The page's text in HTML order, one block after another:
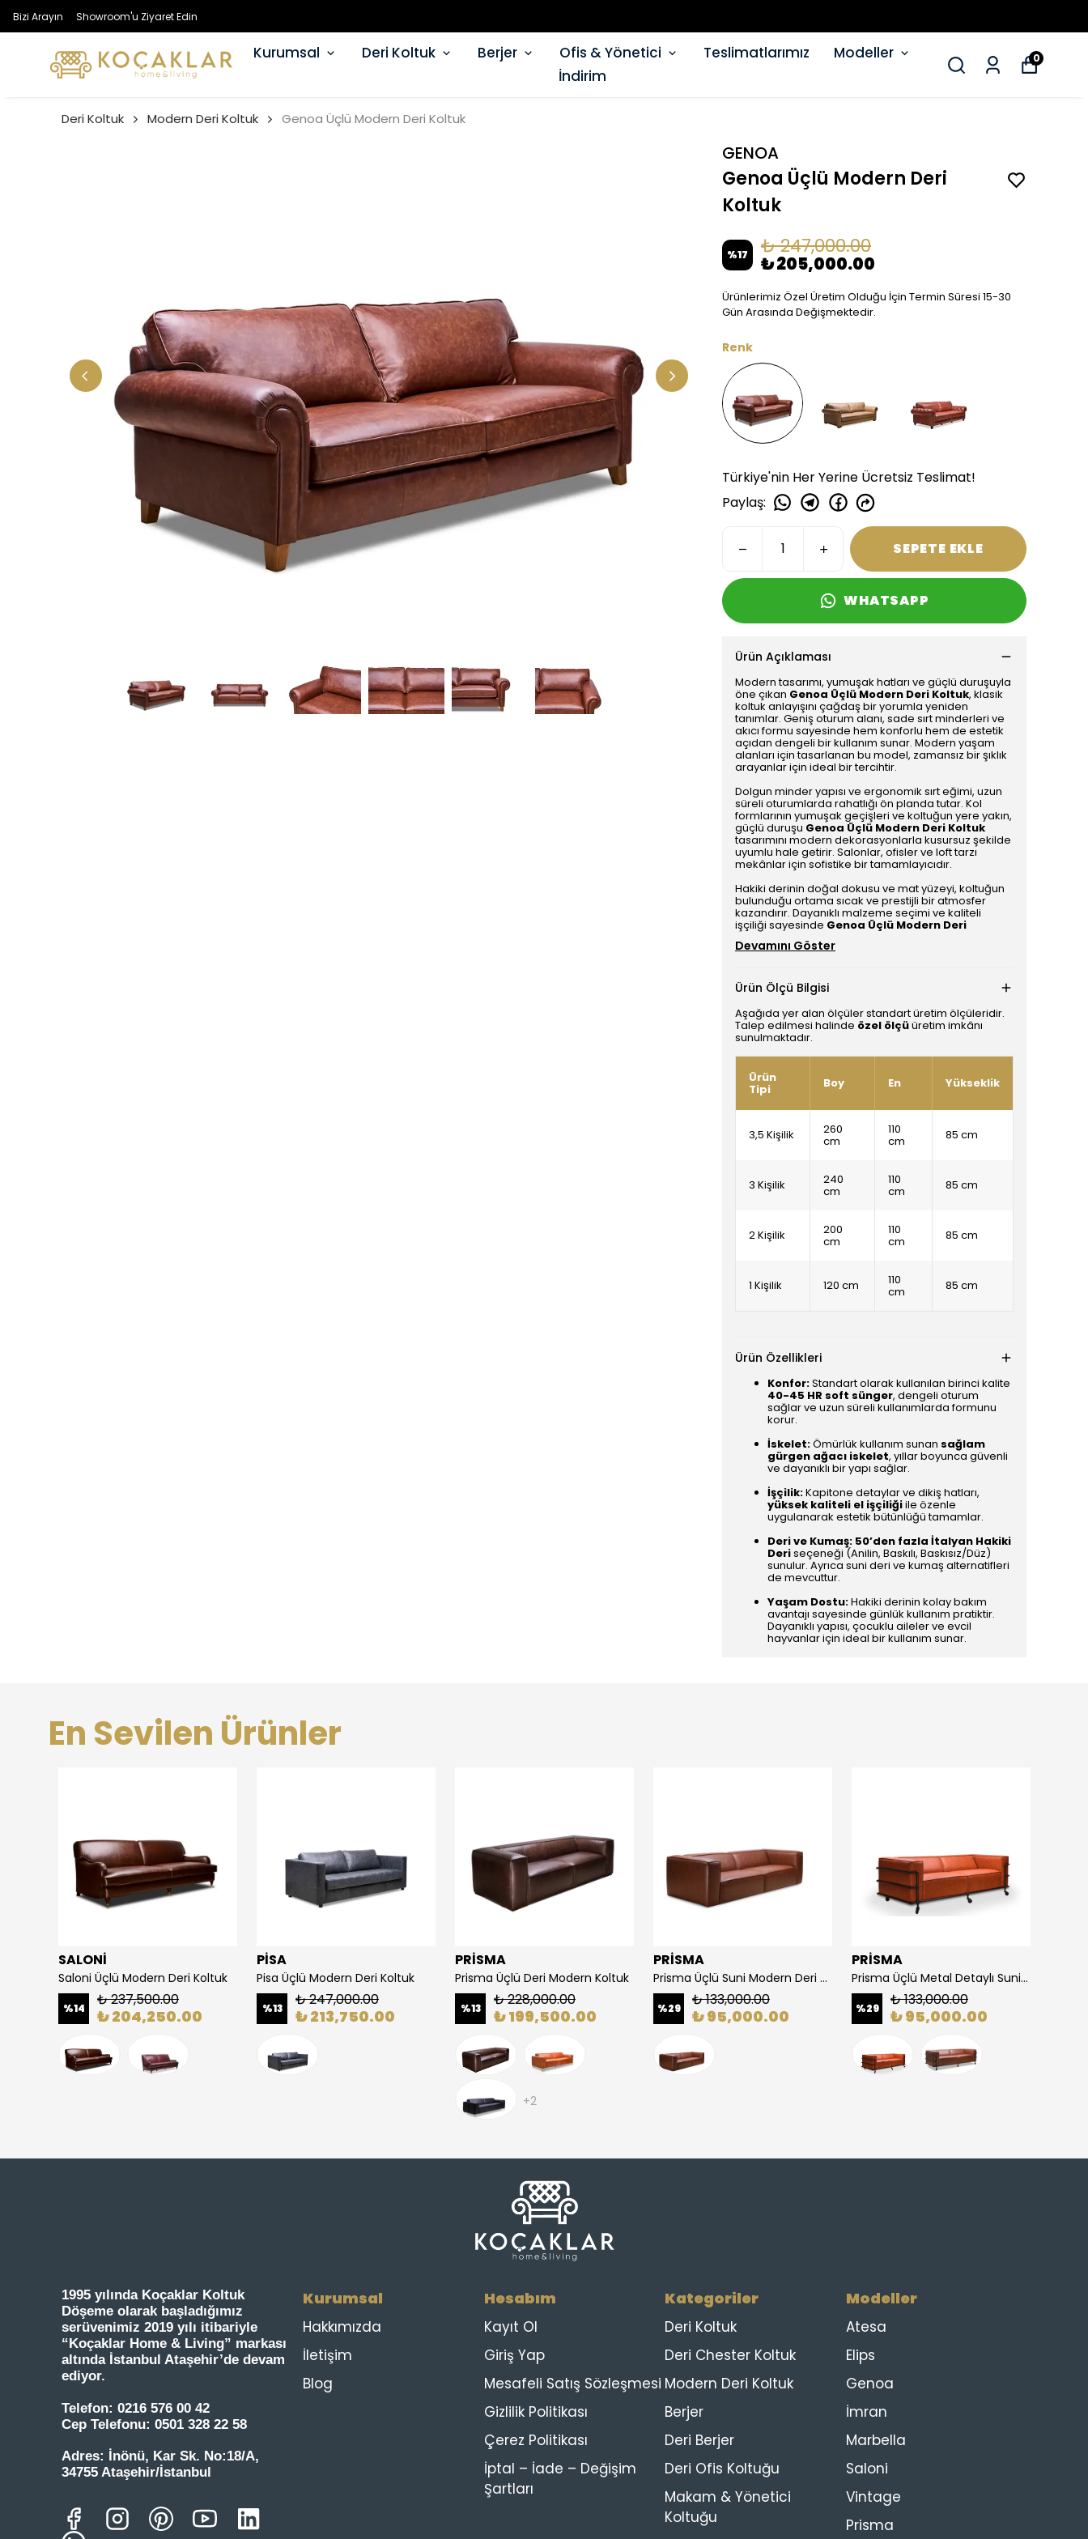
Bizi Arayın Showroom'u Ziyaret Edin
Kurumsal Deri Koltuk Berjer Ofis & Yönetici Teslimatlarımız
Modeller
İndirim
0
Deri Koltuk Modern Deri Koltuk Genoa Üçlü Modern Deri Koltuk
GENOA
Genoa Üçlü Modern Deri
Koltuk
%17 ₺ 247,000.00
₺ 205,000.00
Ürünlerimiz Özel Üretim Olduğu İçin Termin Süresi 15-30
Gün Arasında Değişmektedir.
Renk
Türkiye'nin Her Yerine Ücretsiz Teslimat!
Paylaş:
SEPETE EKLE
WHATSAPP
Ürün Açıklaması
Modern tasarımı, yumuşak hatları ve güçlü duruşuyla
öne çıkan Genoa Üçlü Modern Deri Koltuk, klasik
koltuk anlayışını çağdaş bir yorumla yeniden
tanımlar. Geniş oturum alanı, sade sırt minderleri ve
akıcı formu sayesinde hem konforlu hem de estetik
açıdan dengeli bir kullanım sunar. Modern yaşam
alanları için tasarlanan bu model, zamansız bir şıklık
arayanlar için ideal bir tercihtir.
Dolgun minder yapısı ve ergonomik sırt eğimi, uzun
süreli oturumlarda rahatlığı ön planda tutar. Kol
formlarının yumuşak geçişleri ve koltuğun yere yakın,
güçlü duruşu Genoa Üçlü Modern Deri Koltuk
tasarımını modern dekorasyonlarla kusursuz şekilde
uyumlu hale getirir. Salonlar, ofisler ve loft tarzı
mekânlar için sofistike bir tamamlayıcıdır.
Hakiki derinin doğal dokusu ve mat yüzeyi, koltuğun
bulunduğu ortama sıcak ve prestijli bir atmosfer
kazandırır. Dayanıklı malzeme seçimi ve kaliteli
işçiliği sayesinde Genoa Üçlü Modern Deri
Devamını Göster
Ürün Ölçü Bilgisi
Aşağıda yer alan ölçüler standart üretim ölçüleridir.
Talep edilmesi halinde özel ölçüüretim imkânı
sunulmaktadır.
Ürün
Tipi Boy En Yükseklik
3,5 Kişilik 260
cm
110
cm 85 cm
3 Kişilik 240
cm
110
cm 85 cm
2 Kişilik 200
cm
110
cm 85 cm
1 Kişilik 120 cm 110
cm 85 cm
Ürün Özellikleri
Konfor:Standart olarak kullanılan birinci kalite
40-45 HR soft sünger, dengeli oturum
sağlar ve uzun süreli kullanımlarda formunu
korur.
İskelet:Ömürlük kullanım sunan sağlam
gürgen ağacı iskelet, yıllar boyunca güvenli
ve dayanıklı bir yapı sağlar.
İşçilik:Kapitone detaylar ve dikiş hatları,
yüksek kaliteli el işçiliğiile özenle
uygulanarak estetik bütünlüğü tamamlar.
Deri ve Kumaş: 50’den fazla İtalyan Hakiki
Deriseçeneği (Anilin, Baskılı, Baskısız/Düz)
sunulur. Ayrıca suni deri ve kumaş alternatifleri
de mevcuttur.
Yaşam Dostu:Hakiki derinin kolay bakım
avantajı sayesinde günlük kullanım pratiktir.
Dayanıklı yapısı, çocuklu aileler ve evcil
hayvanlar için ideal bir kullanım sunar.
En Sevilen Ürünler
SALONİ
Saloni Üçlü Modern Deri Koltuk
%14 ₺ 237,500.00
₺ 204,250.00
PİSA
Pisa Üçlü Modern Deri Koltuk
%13 ₺ 247,000.00
₺ 213,750.00
PRİSMA
Prisma Üçlü Deri Modern Koltuk
%13 ₺ 228,000.00
₺ 199,500.00
+2
PRİSMA
Prisma Üçlü Suni Modern Deri Koltuk
%29 ₺ 133,000.00
₺ 95,000.00
PRİSMA
Prisma Üçlü Metal Detaylı Suni Deri Modern Koltuk
%29 ₺ 133,000.00
₺ 95,000.00
Kurumsal
Hakkımızda
İletişim
Blog
Hesabım
Kayıt Ol
Giriş Yap
Mesafeli Satış Sözleşmesi
Gizlilik Politikası
Çerez Politikası
İptal – İade – Değişim
Şartları
Kategoriler
Deri Koltuk
Deri Chester Koltuk
Modern Deri Koltuk
Berjer
Deri Berjer
Deri Ofis Koltuğu
Makam & Yönetici
Koltuğu
Modeller
Atesa
Elips
Genoa
İmran
Marbella
Saloni
Vintage
Prisma
1995 yılında Koçaklar Koltuk
Döşeme olarak başladığımız
serüvenimiz 2019 yılı itibariyle
“Koçaklar Home & Living” markası
altında İstanbul Ataşehir’de devam
ediyor.
Telefon: 0216 576 00 42
Cep Telefonu: 0501 328 22 58
Adres:
İnönü, Kar Sk. No:18/A,
34755 Ataşehir/İstanbul